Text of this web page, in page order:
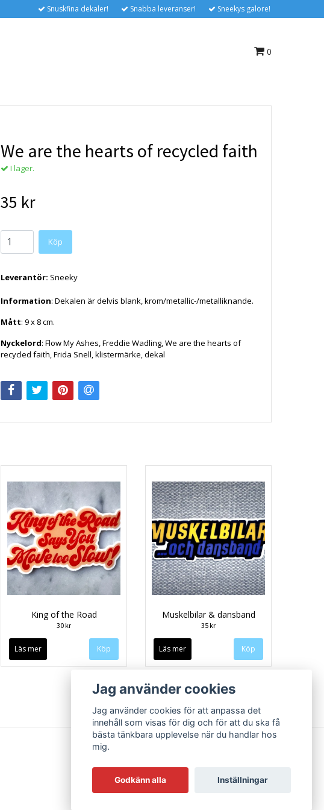
Snuskfina dekaler! Snabba leveranser! Sneekys galore!
0
We are the hearts of recycled faith
I lager.
35 kr
Köp
Leverantör: Sneeky
Information: Dekalen är delvis blank, krom/metallic-/metalliknande.
Mått: 9 x 8 cm.
Nyckelord: Flow My Ashes, Freddie Wadling, We are the hearts of
recycled faith, Frida Snell, klistermärke, dekal
King of the Road
30 kr
Läs mer
Muskelbilar & dansband
35 kr
Läs mer
Jag använder cookies
Jag använder cookies för att anpassa det
innehåll som visas för dig och för att du ska få
bästa tänkbara upplevelse när du handlar hos
mig.
Godkänn alla Inställningar